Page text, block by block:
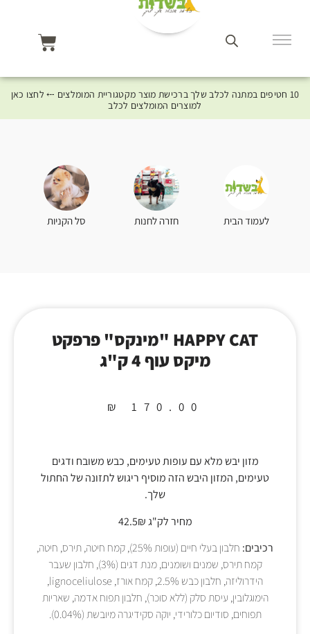
10 חטיפים במתנה לכלב שלך ברכישת מוצר מקטגוריית המומלצים ⤎ לחצו כאן
למוצרים המומלצים לכלב
לעמוד הבית חזרה לחנות סל הקניות
HAPPY CAT "מינקס" פרפקט
מיקס עוף 4 ק"ג
₪ 170.00
מזון יבש מלא עם עופות טעימים, כבש משובח ודגים
טעימים, המזון היבש הזה מוסיף ריגוש לתזונה של החתול
שלך.
מחיר לק"ג 42.5₪
רכיבים:
חלבון בעלי חיים (עופות 25%), קמח חיטה, תירס, חיטה,
קמח תירס, שמנים ושומנים, מנת דגים (3%), חלבון שעבר
הידרוליזה, חלבון כבש 2.5%, קמח אורז, lignoceliulose,
הימוגלובין, עיסת סלק (ללא סוכר), חלבון תפוח אדמה, שאריות
תפוחים, סודיום כלורידי, יוקה סקידיגרה מיובשת (0.04%).